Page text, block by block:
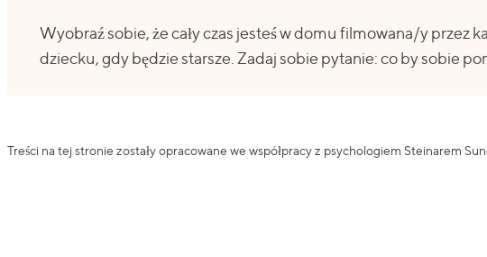
Wyobraź sobie, że cały czas jesteś w domu filmowana/y przez
dziecku, gdy będzie starsze. Zadaj sobie pytanie: co by sobie
Treści na tej stronie zostały opracowane we współpracy z psychologiem Steinarem